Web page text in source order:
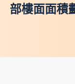
部樓面面積